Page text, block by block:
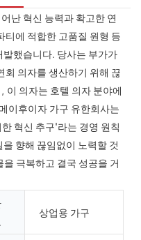
난 혁신 능력과 확고한 연
티에 적합한 고품질 원형 등
했습니다. 당사는 부가가
회 의자를 생산하기 위해 끊
이 의자는 호텔 의자 분야에
이후이자 가구 유한회사는
혁신 추구'라는 경영 원칙
향해 끊임없이 노력할 것
극복하고 결국 성공을 거
상업용 가구